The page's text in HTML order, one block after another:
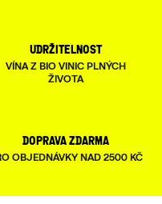
udržitelnost
VÍNA Z BIO VINIC PLNÝCH
ŽIVOTA
doprava zdarma
OBJEDNÁVKY NAD 2500 KČ